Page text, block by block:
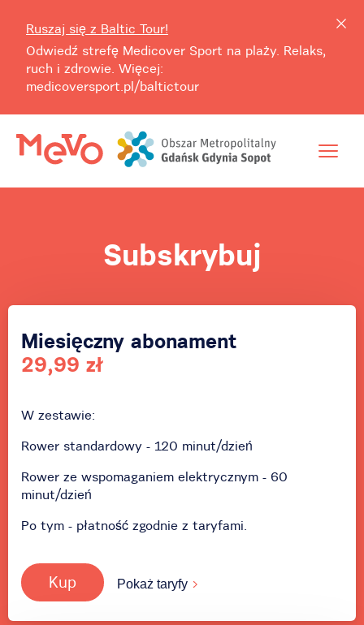
Ruszaj się z Baltic Tour!
Odwiedź strefę Medicover Sport na plaży. Relaks,
ruch i zdrowie. Więcej:
medicoversport.pl/baltictour
Subskrybuj
Miesięczny abonament
29,99 zł
W zestawie:
Rower standardowy - 120 minut/dzień
Rower ze wspomaganiem elektrycznym - 60
minut/dzień
Po tym - płatność zgodnie z taryfami.
Kup Pokaż taryfy